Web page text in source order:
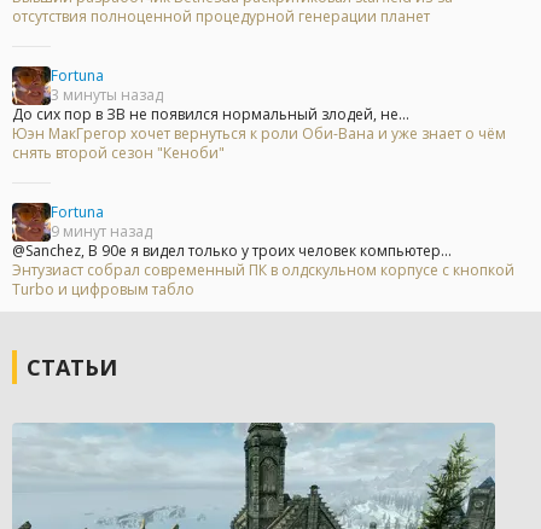
отсутствия полноценной процедурной генерации планет
Fortuna
3 минуты назад
До сих пор в ЗВ не появился нормальный злодей, не...
Юэн МакГрегор хочет вернуться к роли Оби-Вана и уже знает о чём
снять второй сезон "Кеноби"
Fortuna
9 минут назад
@Sanchez, В 90е я видел только у троих человек компьютер...
Энтузиаст собрал современный ПК в олдскульном корпусе с кнопкой
Turbo и цифровым табло
СТАТЬИ